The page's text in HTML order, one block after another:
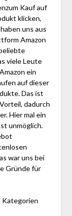
Kauf auf
klicken,
uns aus
Amazon
viele Leute
ein
auf dieser
Das ist
dadurch
Hier mal ein
unmöglich.
war uns bei
Gründe für
Kategorien